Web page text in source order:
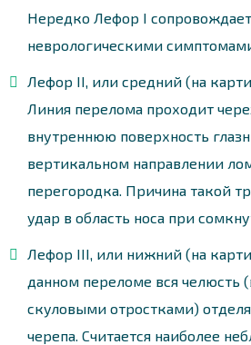
Нередко Лефор I
неврологическими
Лефор II, или средний (на
Линия перелома проходит
внутреннюю поверхность
вертикальном направлении
перегородка. Причина такой
удар в область носа при
Лефор III, или нижний (на
данном переломе вся челюсть
скуловыми отростками)
черепа. Считается наиболее